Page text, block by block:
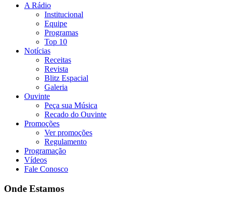
A Rádio
Institucional
Equipe
Programas
Top 10
Notícias
Receitas
Revista
Blitz Espacial
Galeria
Ouvinte
Peça sua Música
Recado do Ouvinte
Promoções
Ver promoções
Regulamento
Programação
Vídeos
Fale Conosco
Onde Estamos